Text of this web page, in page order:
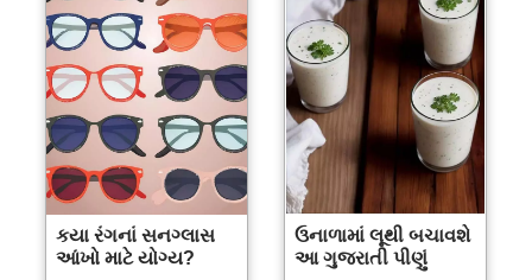
કયા રંગનાં સનગ્લાસ
આંખો માટે યોગ્ય?
ઉનાળામાં લૂથી બચાવશે
આ ગુજરાતી પીણું